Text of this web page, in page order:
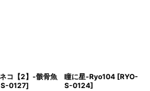
コ【2】-骸骨魚
0127]
瞳に星-Ryo104 [RYO-
S-0124]